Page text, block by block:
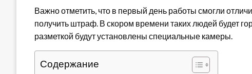
Важно отметить, что в первый день работы смогли
получить штраф. В скором времени таких людей будет
разметкой будут установлены специальные камеры.
Содержание